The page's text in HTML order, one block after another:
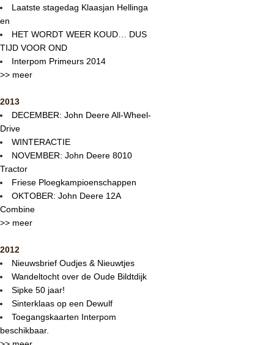
Laatste stagedag Klaasjan Hellinga
en
HET WORDT WEER KOUD… DUS
TIJD VOOR OND
Interpom Primeurs 2014
>> meer
2013
DECEMBER: John Deere All-Wheel-
Drive
WINTERACTIE
NOVEMBER: John Deere 8010
Tractor
Friese Ploegkampioenschappen
OKTOBER: John Deere 12A
Combine
>> meer
2012
Nieuwsbrief Oudjes & Nieuwtjes
Wandeltocht over de Oude Bildtdijk
Sipke 50 jaar!
Sinterklaas op een Dewulf
Toegangskaarten Interpom
beschikbaar.